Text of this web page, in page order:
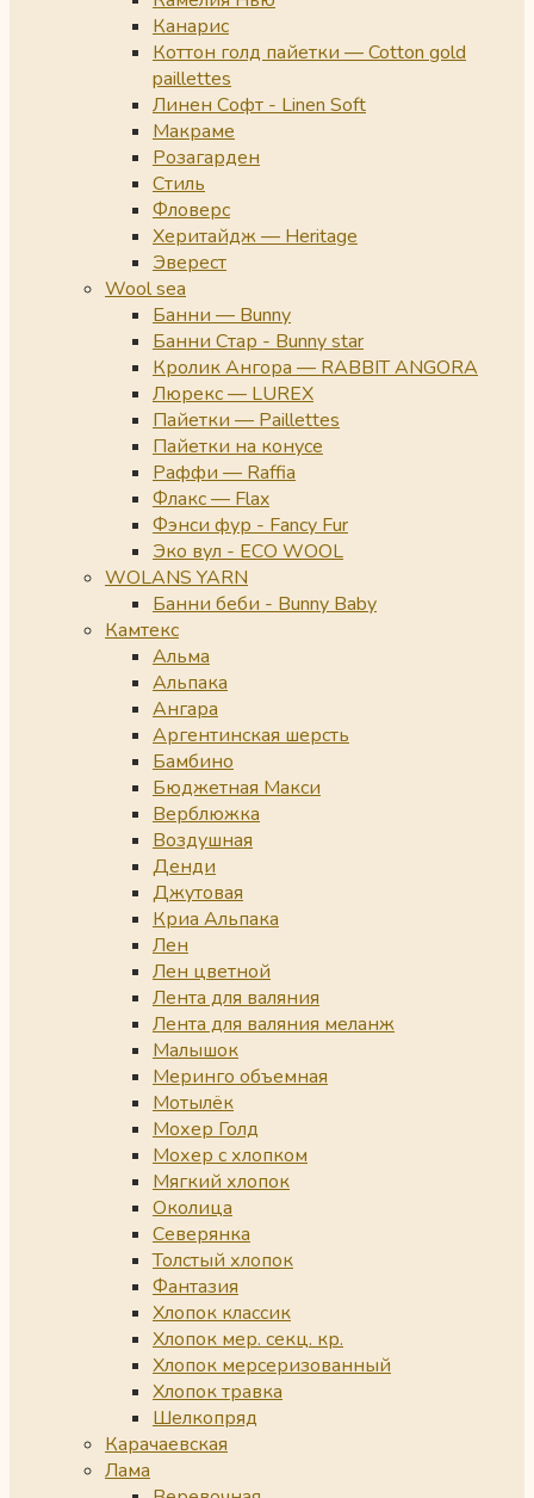
Канарис
Коттон голд пайетки — Cotton gold
paillettes
Линен Софт - Linen Soft
Макраме
Розагарден
Стиль
Фловерс
Херитайдж — Heritage
Эверест
Wool sea
Банни — Bunny
Банни Стар - Bunny star
Кролик Ангора — RABBIT ANGORA
Люрекс — LUREX
Пайетки — Paillettes
Пайетки на конусе
Раффи — Raffia
Флакс — Flax
Фэнси фур - Fancy Fur
Эко вул - ECO WOOL
WOLANS YARN
Банни беби - Bunny Baby
Камтекс
Альма
Альпака
Ангара
Аргентинская шерсть
Бамбино
Бюджетная Макси
Верблюжка
Воздушная
Денди
Джутовая
Криа Альпака
Лен
Лен цветной
Лента для валяния
Лента для валяния меланж
Малышок
Меринго объемная
Мотылёк
Мохер Голд
Мохер с хлопком
Мягкий хлопок
Околица
Северянка
Толстый хлопок
Фантазия
Хлопок классик
Хлопок мер. секц. кр.
Хлопок мерсеризованный
Хлопок травка
Шелкопряд
Карачаевская
Лама